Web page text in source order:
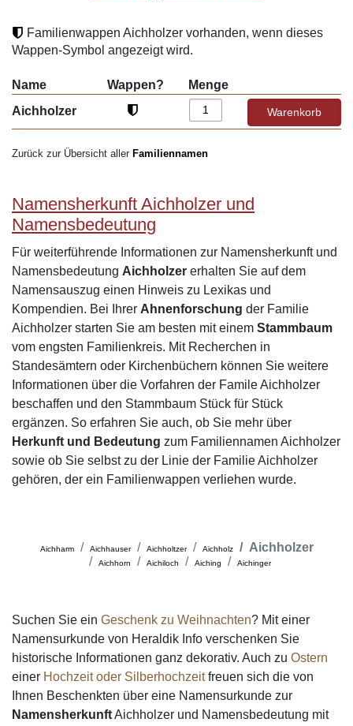
Familienwappen Aichholzer vorhanden, wenn dieses
Wappen-Symbol angezeigt wird.
Name Wappen?
Menge
Aichholzer
Zurück zur Übersicht aller Familiennamen
Namensherkunft Aichholzer und
Namensbedeutung
Für weiterführende Informationen zur Namensherkunft und
Namensbedeutung Aichholzer erhalten Sie auf dem
Namensauszug einen Hinweis zu Lexikas und
Kompendien. Bei Ihrer Ahnenforschung der Familie
Aichholzer starten Sie am besten mit einem Stammbaum
vom engsten Familienkreis. Mit Recherchen in
Standesämtern oder Kirchenbüchern können Sie weitere
Informationen über die Vorfahren der Famile Aichholzer
beschaffen und den Stammbaum Stück für Stück
ergänzen. So erfahren Sie auch, ob Sie mehr über
Herkunft und Bedeutung zum Familiennamen Aichholzer
sowie ob Sie selbst zu der Linie der Familie Aichholzer
gehören, der ein Familienwappen verliehen wurde.
Aichharm Aichhauser Aichholtzer Aichholz Aichholzer
Aichhorn Aichiloch Aiching Aichinger
Suchen Sie ein Geschenk zu Weihnachten? Mit einer
Namensurkunde von Heraldik Info verschenken Sie
historische Informationen ganz dekorativ. Auch zu Ostern
einer Hochzeit oder Silberhochzeitfreuen sich die von
Ihnen Beschenkten über eine Namensurkunde zur
NamensherkunftAichholzer und Namensbedeutung mit